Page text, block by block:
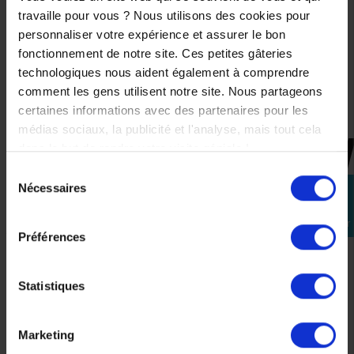
travaille pour vous ? Nous utilisons des cookies pour
personnaliser votre expérience et assurer le bon
fonctionnement de notre site. Ces petites gâteries
technologiques nous aident également à comprendre
comment les gens utilisent notre site. Nous partageons
certaines informations avec des partenaires pour les
médias sociaux, la publicité et l'analyse, mais tout cela
dans le but de rendre votre visite géniale !
Nécessaires
Préférences
Statistiques
Marketing
perm_identity
connecter
Garniture et mousse de joues : amovibles et lavables
Compatible SMARTH HJC 21B & 50B, vendu
séparément sur le site
Kit de secours (mousse de joues) pour un démontage
rapide et en toute sécurité en cas d’urgence.
SUSCEPTIBLES DE VOUS